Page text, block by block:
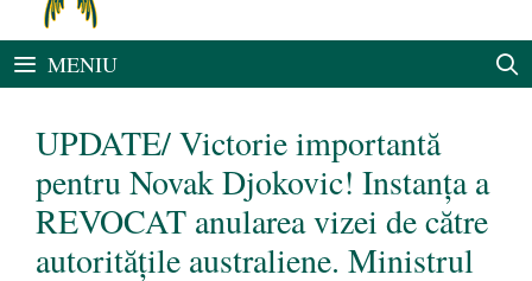
MENIU
UPDATE/ Victorie importantă
pentru Novak Djokovic! Instanţa a
REVOCAT anularea vizei de către
autorităţile australiene. Ministrul